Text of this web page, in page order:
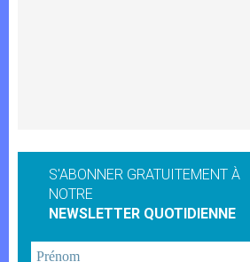
S'ABONNER GRATUITEMENT À
NOTRE
NEWSLETTER QUOTIDIENNE